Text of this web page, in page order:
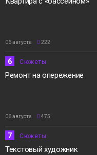
06 августа 222
6 Сюжеты
Ремонт на опережение
06 августа 475
7 Сюжеты
Текстовый художник